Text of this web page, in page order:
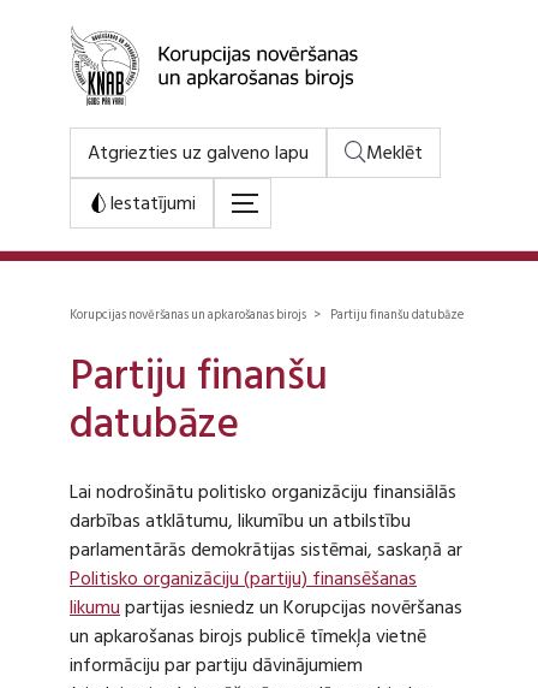
Atgriezties uz galveno lapu
Meklēt
Iestatījumi
Korupcijas novēršanas un apkarošanas birojs > Partiju finanšu datubāze
Partiju finanšu
datubāze
Lai nodrošinātu politisko organizāciju finansiālās
darbības atklātumu, likumību un atbilstību
parlamentārās demokrātijas sistēmai, saskaņā ar
Politisko organizāciju (partiju) finansēšanas
likumupartijas iesniedz un Korupcijas novēršanas
un apkarošanas birojs publicē tīmekļa vietnē
informāciju par partiju dāvinājumiem